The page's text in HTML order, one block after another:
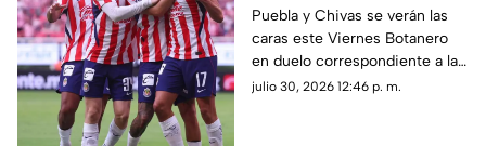
las Chivas en la
Jornada 3 de la Liga
MX
Puebla y Chivas se verán las
caras este Viernes Botanero
en duelo correspondiente a la
Jornada 3 de la Liga MX.
julio 30, 2026 12:46 p. m.